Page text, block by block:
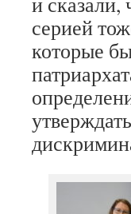
серией
которые